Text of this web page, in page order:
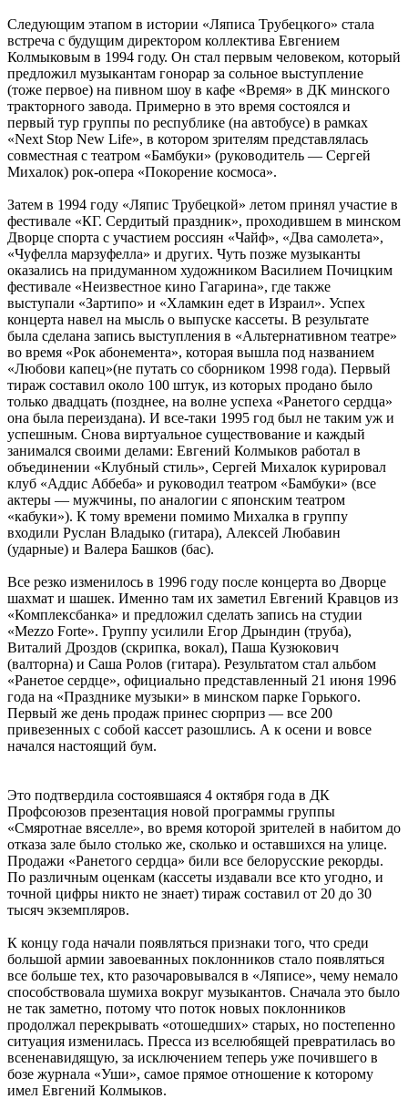
Следующим этапом в истории «Ляписа Трубецкого» стала
встреча с будущим директором коллектива Евгением
Колмыковым в 1994 году. Он стал первым человеком, который
предложил музыкантам гонорар за сольное выступление
(тоже первое) на пивном шоу в кафе «Время» в ДК минского
тракторного завода. Примерно в это время состоялся и
первый тур группы по республике (на автобусе) в рамках
«Next Stop New Life», в котором зрителям представлялась
совместная с театром «Бамбуки» (руководитель — Сергей
Михалок) рок-опера «Покорение космоса».
Затем в 1994 году «Ляпис Трубецкой» летом принял участие в
фестивале «КГ. Сердитый праздник», проходившем в минском
Дворце спорта с участием россиян «Чайф», «Два самолета»,
«Чуфелла марзуфелла» и других. Чуть позже музыканты
оказались на придуманном художником Василием Почицким
фестивале «Неизвестное кино Гагарина», где также
выступали «Зартипо» и «Хламкин едет в Израил». Успех
концерта навел на мысль о выпуске кассеты. В результате
была сделана запись выступления в «Альтернативном театре»
во время «Рок абонемента», которая вышла под названием
«Любови капец»(не путать со сборником 1998 года). Первый
тираж составил около 100 штук, из которых продано было
только двадцать (позднее, на волне успеха «Ранетого сердца»
она была переиздана). И все-таки 1995 год был не таким уж и
успешным. Снова виртуальное существование и каждый
занимался своими делами: Евгений Колмыков работал в
объединении «Клубный стиль», Сергей Михалок курировал
клуб «Аддис Аббеба» и руководил театром «Бамбуки» (все
актеры — мужчины, по аналогии с японским театром
«кабуки»). К тому времени помимо Михалка в группу
входили Руслан Владыко (гитара), Алексей Любавин
(ударные) и Валера Башков (бас).
Все резко изменилось в 1996 году после концерта во Дворце
шахмат и шашек. Именно там их заметил Евгений Кравцов из
«Комплексбанка» и предложил сделать запись на студии
«Mezzo Forte». Группу усилили Егор Дрындин (труба),
Виталий Дроздов (скрипка, вокал), Паша Кузюкович
(валторна) и Саша Ролов (гитара). Результатом стал альбом
«Ранетое сердце», официально представленный 21 июня 1996
года на «Празднике музыки» в минском парке Горького.
Первый же день продаж принес сюрприз — все 200
привезенных с собой кассет разошлись. А к осени и вовсе
начался настоящий бум.
Это подтвердила состоявшаяся 4 октября года в ДК
Профсоюзов презентация новой программы группы
«Смяротнае вяселле», во время которой зрителей в набитом до
отказа зале было столько же, сколько и оставшихся на улице.
Продажи «Ранетого сердца» били все белорусские рекорды.
По различным оценкам (кассеты издавали все кто угодно, и
точной цифры никто не знает) тираж составил от 20 до 30
тысяч экземпляров.
К концу года начали появляться признаки того, что среди
большой армии завоеванных поклонников стало появляться
все больше тех, кто разочаровывался в «Ляписе», чему немало
способствовала шумиха вокруг музыкантов. Сначала это было
не так заметно, потому что поток новых поклонников
продолжал перекрывать «отошедших» старых, но постепенно
ситуация изменилась. Пресса из вселюбящей превратилась во
всененавидящую, за исключением теперь уже почившего в
бозе журнала «Уши», самое прямое отношение к которому
имел Евгений Колмыков.